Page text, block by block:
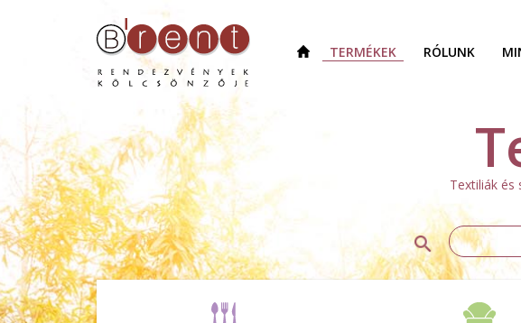
TERMÉKEK RÓLUNK
Textiliák és